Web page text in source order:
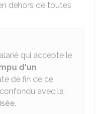
dehors de toutes
qui accepte le
d'un
de fin de ce
avec la
.